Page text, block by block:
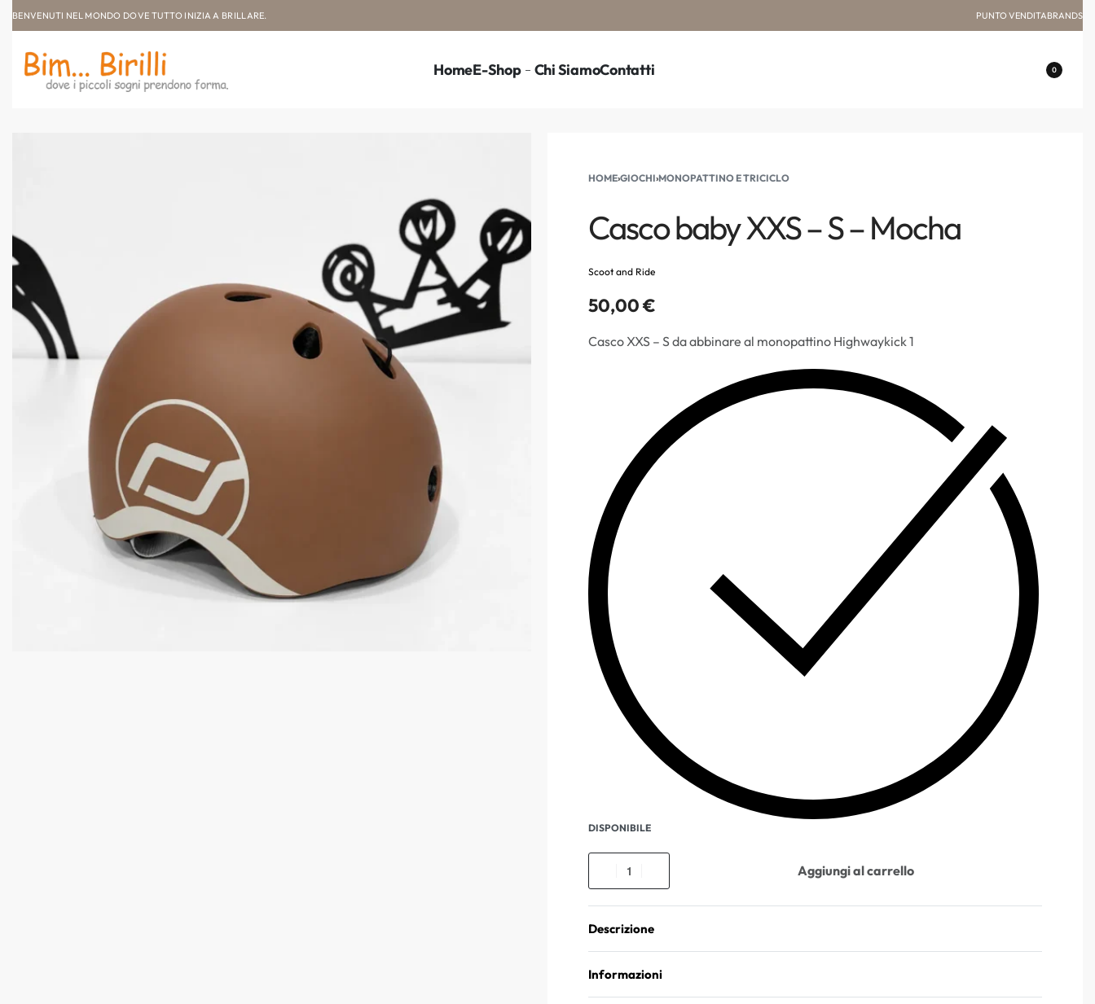
BENVENUTI NEL MONDO DOVE TUTTO INIZIA A BRILLARE. PUNTO VENDITABRANDS
HomeE-Shop Chi SiamoContatti 0
HOME›GIOCHI›MONOPATTINO E TRICICLO
Casco baby XXS – S – Mocha
Scoot and Ride
50,00€
Casco XXS – S da abbinare al monopattino Highwaykick 1
DISPONIBILE
Aggiungi al carrello
Descrizione
Informazioni